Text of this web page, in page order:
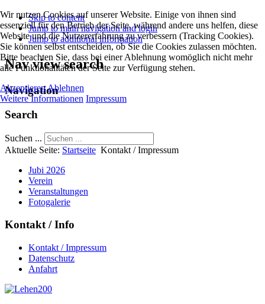
Skip to content
Jump to main navigation and login
Jump to additional information
Nav view search
Navigation
Search
Suchen ...
Aktuelle Seite: Startseite Kontakt / Impressum
Jubi 2026
Verein
Veranstaltungen
Fotogalerie
Kontakt / Info
Kontakt / Impressum
Datenschutz
Anfahrt
Wir nutzen Cookies auf unserer Website. Einige von ihnen sind
essenziell für den Betrieb der Seite, während andere uns helfen, diese
Website und die Nutzererfahrung zu verbessern (Tracking Cookies).
Sie können selbst entscheiden, ob Sie die Cookies zulassen möchten.
Bitte beachten Sie, dass bei einer Ablehnung womöglich nicht mehr
alle Funktionalitäten der Seite zur Verfügung stehen.
AkzeptierenAblehnen
Weitere Informationen Impressum